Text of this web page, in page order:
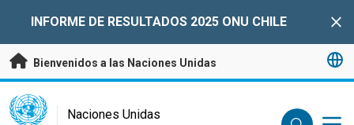
INFORME DE RESULTADOS 2025 ONU CHILE
Bienvenidos a las Naciones Unidas
UN Logo
Naciones Unidas